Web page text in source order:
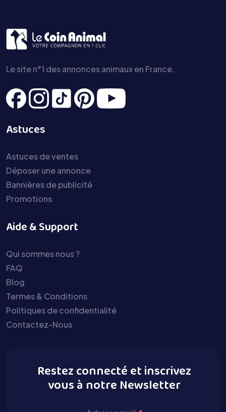
Le site n°1 des annonces animaux en France.
Astuces
Astuces de ventes
Déposer une annonce
Bannières de publicité
Promotions
Aide & Support
Qui sommes nous ?
FAQ
Blog
Termes & Conditions
Politiques de confidentialité
Contactez-Nous
Restez connecté et inscrivez
vous à notre Newsletter